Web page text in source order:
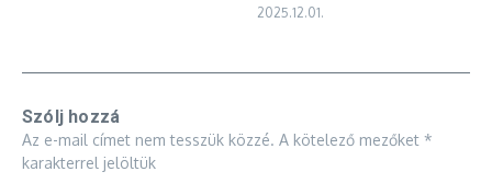
2025.12.01.
Szólj hozzá
Az e-mail címet nem tesszük közzé. A kötelező mezőket *
karakterrel jelöltük